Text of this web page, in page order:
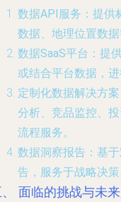
数据API服务 ：提
数据、地理位置数据
数据SaaS平台 ：提
或结合平台数据，
定制化数据解决方案
分析、竞品监控、
流程服务。
数据洞察报告 ：基
告，服务于战略决策
面临的挑战与未